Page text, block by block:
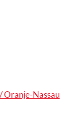
Oranje-Nassau